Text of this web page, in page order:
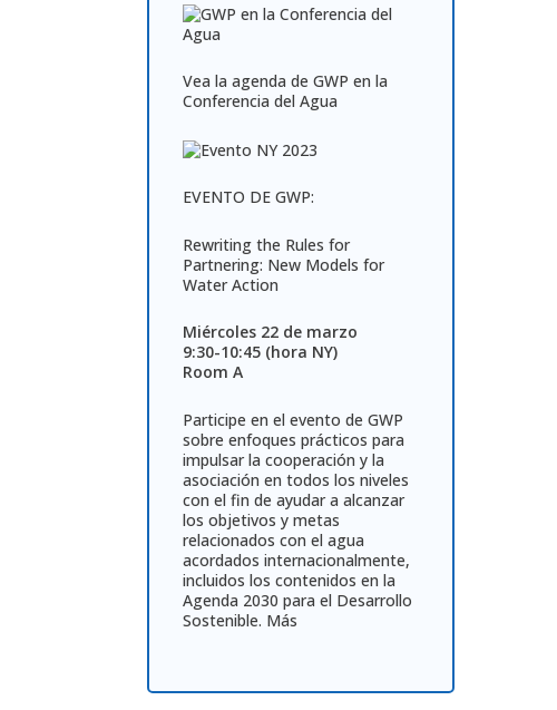
Vea la agenda de GWP en la
Conferencia del Agua
EVENTO DE GWP:
Rewriting the Rules for
Partnering: New Models for
Water Action
Miércoles 22 de marzo
9:30-10:45 (hora NY)
Room A
Participe en el evento de GWP
sobre enfoques prácticos para
impulsar la cooperación y la
asociación en todos los niveles
con el fin de ayudar a alcanzar
los objetivos y metas
relacionados con el agua
acordados internacionalmente,
incluidos los contenidos en la
Agenda 2030 para el Desarrollo
Sostenible. Más